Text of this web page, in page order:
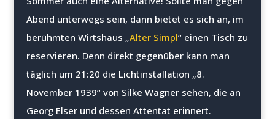
Abend unterwegs sein, dann bietet es sich an, im
berühmten Wirtshaus „Alter Simpl“ einen Tisch zu
reservieren. Denn direkt gegenüber kann man
täglich um 21:20 die Lichtinstallation „8.
November 1939“ von Silke Wagner sehen, die an
Georg Elser und dessen Attentat erinnert.